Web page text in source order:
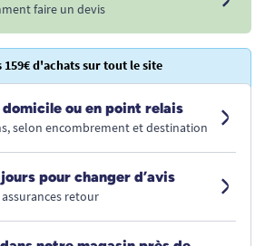
faire un devis
d'achats sur tout le site
ou en point relais
selon encombrement et destination
pour changer d’avis
retour